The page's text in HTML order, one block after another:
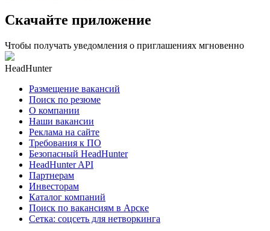
Скачайте приложение
Чтобы получать уведомления о приглашениях мгновенно
HeadHunter
Размещение вакансий
Поиск по резюме
О компании
Наши вакансии
Реклама на сайте
Требования к ПО
Безопасный HeadHunter
HeadHunter API
Партнерам
Инвесторам
Каталог компаний
Поиск по вакансиям в Арске
Сетка: соцсеть для нетворкинга